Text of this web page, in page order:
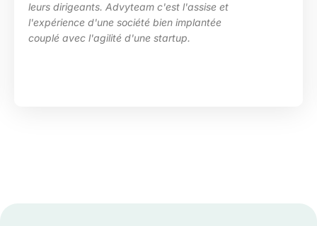
dirigeants. Advyteam c'est l'assise et
d'une société bien implantée
avec l'agilité d'une startup.